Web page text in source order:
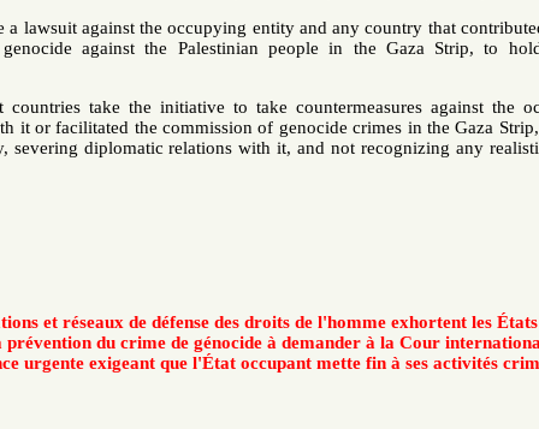
Second: File a lawsuit against the occupying entity and any country
to commit genocide against the Palestinian people in the
Third: That countries take the initiative to take
colluded with it or facilitated the commission of genocide crimes in
of the entity, severing diplomatic relations with it, and not
organisations et réseaux de défense des droits de l'homme
pour la prévention du crime de génocide à demander à la
ordonnance urgente exigeant que l'État occupant mette fin à ses